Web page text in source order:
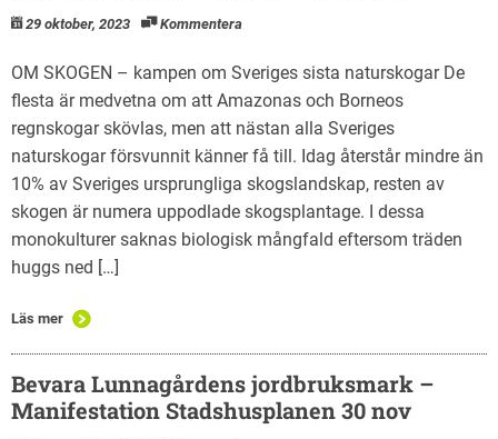
29 oktober, 2023 Kommentera
OM SKOGEN – kampen om Sveriges sista naturskogar De
flesta är medvetna om att Amazonas och Borneos
regnskogar skövlas, men att nästan alla Sveriges
naturskogar försvunnit känner få till. Idag återstår mindre än
10% av Sveriges ursprungliga skogslandskap, resten av
skogen är numera uppodlade skogsplantage. I dessa
monokulturer saknas biologisk mångfald eftersom träden
huggs ned […]
Läs mer
Bevara Lunnagårdens jordbruksmark –
Manifestation Stadshusplanen 30 nov